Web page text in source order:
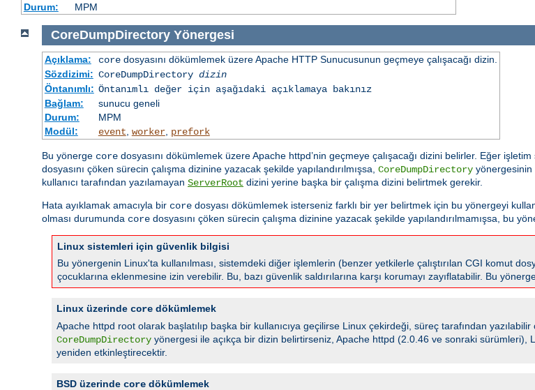
Durum:
MPM
CoreDumpDirectory Yönergesi
Açıklama: coredosyasını dökümlemek üzere Apache HTTP Sunucusunun geçmeye çalışacağı dizin.
Sözdizimi: CoreDumpDirectory dizin
Öntanımlı: Öntanımlı değer için aşağıdaki açıklamaya bakınız
Bağlam:
sunucu geneli
Durum:
MPM
Modül:
event worker, prefork
Bu yönerge core dosyasını dökümlemek üzere Apache httpd’nin geçmeye çalışacağı dizini belirler. Eğer
dosyasını çöken sürecin çalışma dizinine yazacak şekilde yapılandırılmışsa, CoreDumpDirectory yönergesinin
kullanıcı tarafından yazılamayan ServerRoot dizini yerine başka bir çalışma dizini belirtmek gerekir.
Hata ayıklamak amacıyla bir core dosyası dökümlemek isterseniz farklı bir yer belirtmek için bu yönergeyi
olması durumunda core dosyasını çöken sürecin çalışma dizinine yazacak şekilde yapılandırılmamışsa, bu
Linux sistemleri için güvenlik bilgisi
Bu yönergenin Linux'ta kullanılması, sistemdeki diğer işlemlerin (benzer yetkilerle çalıştırılan CGI komut
çocuklarına eklenmesine izin verebilir. Bu, bazı güvenlik saldırılarına karşı korumayı zayıflatabilir. Bu
Linux üzerinde core dökümlemek
Apache httpd root olarak başlatılıp başka bir kullanıcıya geçilirse Linux çekirdeği, süreç tarafından yazılabilir
CoreDumpDirectory yönergesi ile açıkça bir dizin belirtirseniz, Apache httpd (2.0.46 ve sonraki sürümleri),
yeniden etkinleştirecektir.
BSD üzerinde core dökümlemek